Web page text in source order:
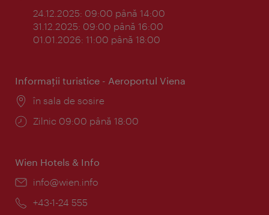
24.12.2025: 09:00 până 14:00
31.12.2025: 09:00 până 16:00
01.01.2026: 11:00 până 18:00
Informaţii turistice - Aeroportul Viena
Locul:
în sala de sosire
Program:
Zilnic 09:00 până 18:00
Wien Hotels & Info
E-
info@wien.info
Telefon:
+43-1-24 555